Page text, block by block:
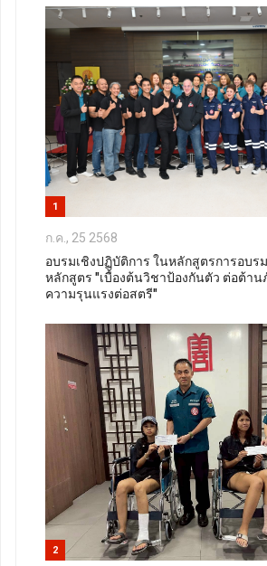
1
ก.ค., 25 2568
อบรมเชิงปฏิบัติการ ในหลักสูตรการอบร
หลักสูตร "เบื้องต้นวิชาป้องกันตัว ต่อต้า
ความรุนแรงต่อสตรี"
2